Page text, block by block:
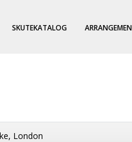
SKUTEKATALOG
London